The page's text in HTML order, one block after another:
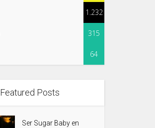
1.232
315
64
Featured Posts
Ser Sugar Baby en